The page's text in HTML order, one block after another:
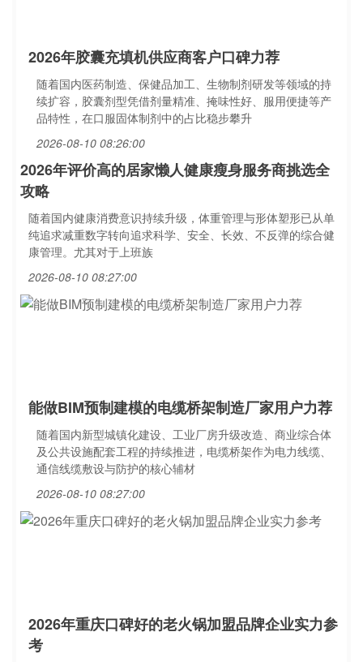
2026年胶囊充填机供应商客户口碑力荐
随着国内医药制造、保健品加工、生物制剂研发等领域的持
续扩容，胶囊剂型凭借剂量精准、掩味性好、服用便捷等产
品特性，在口服固体制剂中的占比稳步攀升
2026-08-10 08:26:00
2026年评价高的居家懒人健康瘦身服务商挑选全
攻略
随着国内健康消费意识持续升级，体重管理与形体塑形已从单
纯追求减重数字转向追求科学、安全、长效、不反弹的综合健
康管理。尤其对于上班族
2026-08-10 08:27:00
能做BIM预制建模的电缆桥架制造厂家用户力荐
随着国内新型城镇化建设、工业厂房升级改造、商业综合体
及公共设施配套工程的持续推进，电缆桥架作为电力线缆、
通信线缆敷设与防护的核心辅材
2026-08-10 08:27:00
2026年重庆口碑好的老火锅加盟品牌企业实力参
考